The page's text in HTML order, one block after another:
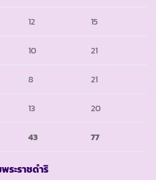
12 15
10 21
8 21
13 20
43 77
ระราชดำริ